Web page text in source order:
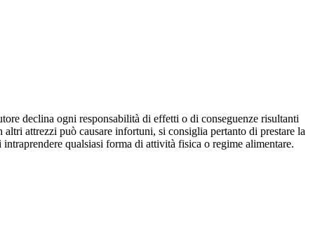
declina ogni responsabilità di effetti o di conseguenze risultanti
attrezzi può causare infortuni, si consiglia pertanto di prestare la
qualsiasi forma di attività fisica o regime alimentare.